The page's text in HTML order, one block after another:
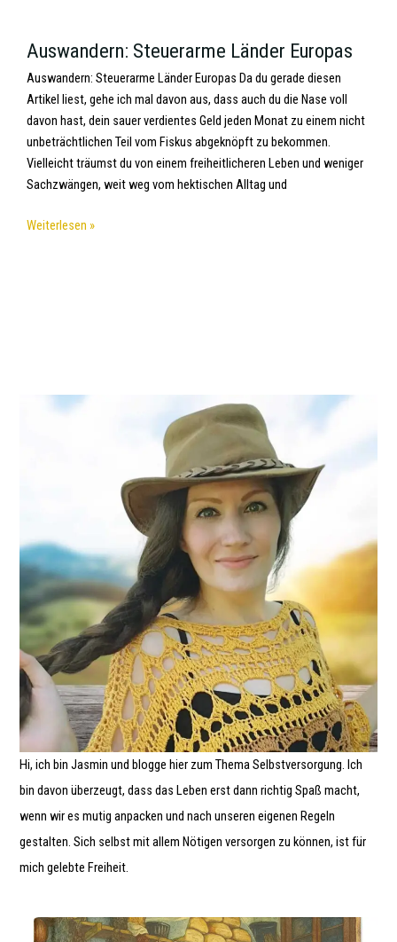
Auswandern: Steuerarme Länder Europas
Auswandern: Steuerarme Länder Europas Da du gerade diesen
Artikel liest, gehe ich mal davon aus, dass auch du die Nase voll
davon hast, dein sauer verdientes Geld jeden Monat zu einem nicht
unbeträchtlichen Teil vom Fiskus abgeknöpft zu bekommen.
Vielleicht träumst du von einem freiheitlicheren Leben und weniger
Sachzwängen, weit weg vom hektischen Alltag und
Weiterlesen »
Hi, ich bin Jasmin und blogge hier zum Thema Selbstversorgung. Ich
bin davon überzeugt, dass das Leben erst dann richtig Spaß macht,
wenn wir es mutig anpacken und nach unseren eigenen Regeln
gestalten. Sich selbst mit allem Nötigen versorgen zu können, ist für
mich gelebte Freiheit.